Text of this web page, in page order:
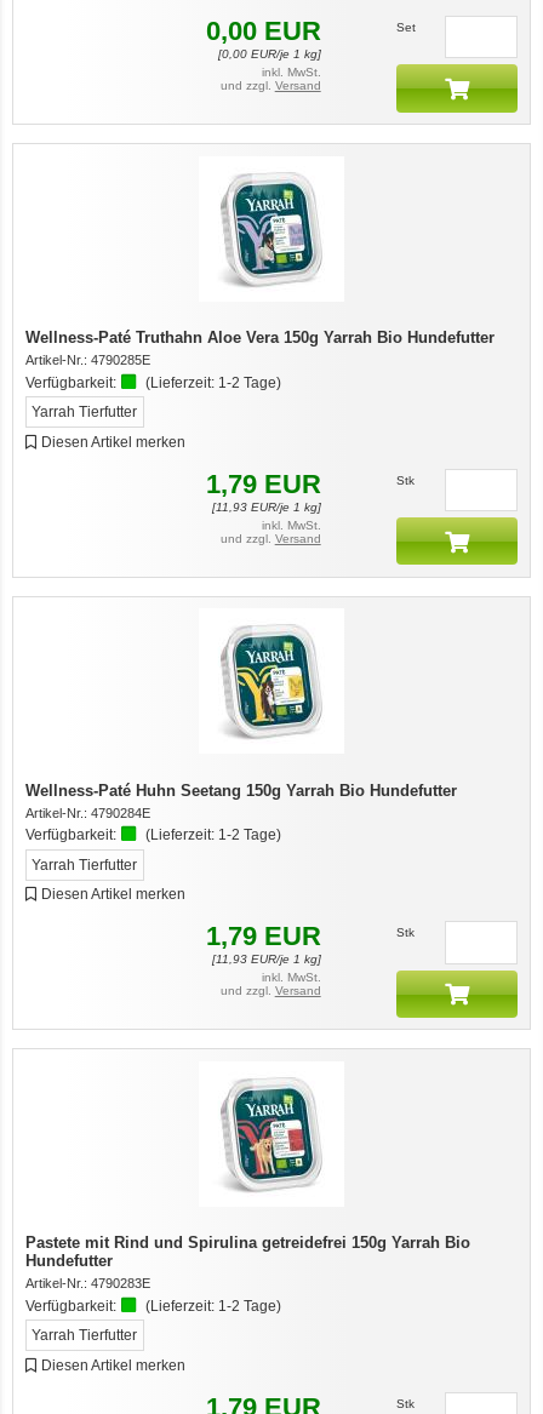
0,00 EUR
[0,00EUR/je 1 kg]
inkl. MwSt.
und zzgl. Versand
Set
Wellness-Paté Truthahn Aloe Vera 150g Yarrah Bio Hundefutter
Artikel-Nr.: 4790285E
Verfügbarkeit: (Lieferzeit: 1-2 Tage)
Yarrah Tierfutter
Diesen Artikel merken
1,79 EUR
[11,93EUR/je 1 kg]
inkl. MwSt.
und zzgl. Versand
Stk
Wellness-Paté Huhn Seetang 150g Yarrah Bio Hundefutter
Artikel-Nr.: 4790284E
Verfügbarkeit: (Lieferzeit: 1-2 Tage)
Yarrah Tierfutter
Diesen Artikel merken
1,79 EUR
[11,93EUR/je 1 kg]
inkl. MwSt.
und zzgl. Versand
Stk
Pastete mit Rind und Spirulina getreidefrei 150g Yarrah Bio
Hundefutter
Artikel-Nr.: 4790283E
Verfügbarkeit: (Lieferzeit: 1-2 Tage)
Yarrah Tierfutter
Diesen Artikel merken
1,79 EUR Stk